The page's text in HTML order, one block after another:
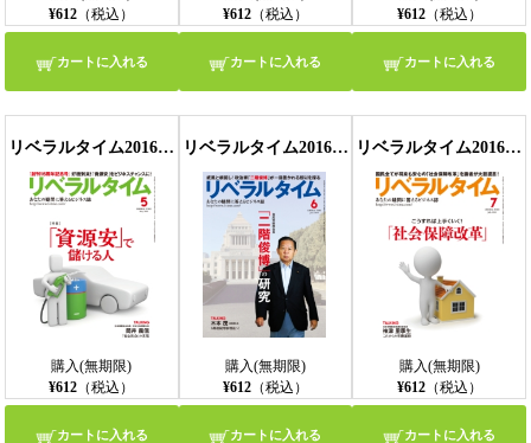
¥612 （税込）
カートに入れる
¥612（税込）
カートに入れる
¥612（税込）
カートに入れる
リベラルタイム2016年5月号
購入(無期限)
¥612 （税込）
カートに入れる
リベラルタイム2016年6月号
購入(無期限)
¥612（税込）
カートに入れる
リベラルタイム2016年7月号
購入(無期限)
¥612（税込）
カートに入れる